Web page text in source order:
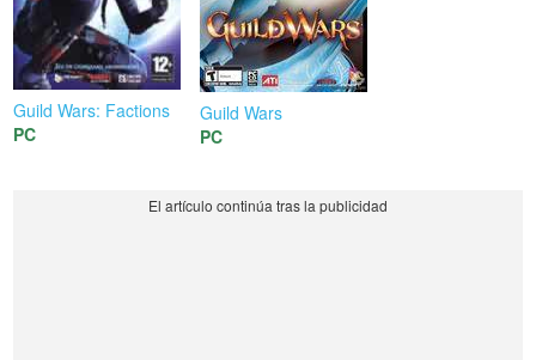
Guild Wars: Factions
PC
Guild Wars
PC